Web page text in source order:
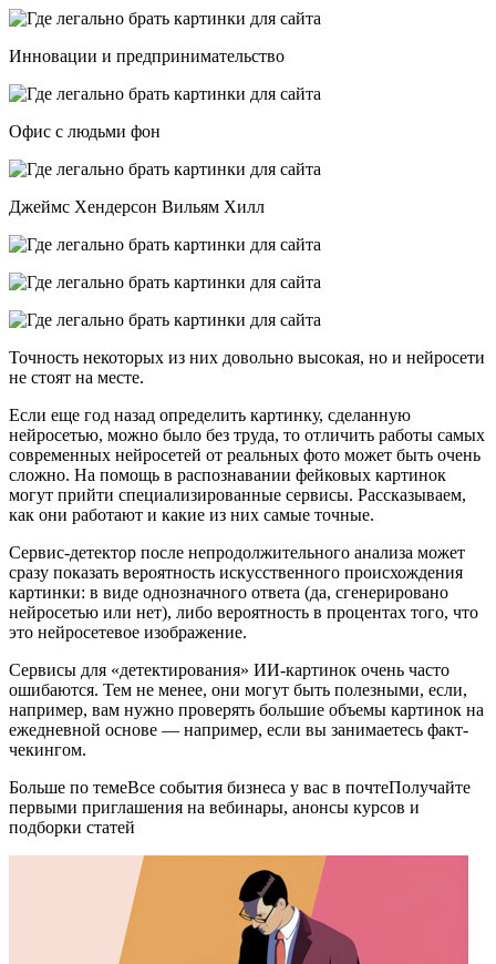
Инновации и предпринимательство
Офис с людьми фон
Джеймс Хендерсон Вильям Хилл
Точность некоторых из них довольно высокая, но и нейросети
не стоят на месте.
Если еще год назад определить картинку, сделанную
нейросетью, можно было без труда, то отличить работы самых
современных нейросетей от реальных фото может быть очень
сложно. На помощь в распознавании фейковых картинок
могут прийти специализированные сервисы. Рассказываем,
как они работают и какие из них самые точные.
Сервис-детектор после непродолжительного анализа может
сразу показать вероятность искусственного происхождения
картинки: в виде однозначного ответа (да, сгенерировано
нейросетью или нет), либо вероятность в процентах того, что
это нейросетевое изображение.
Сервисы для «детектирования» ИИ-картинок очень часто
ошибаются. Тем не менее, они могут быть полезными, если,
например, вам нужно проверять большие объемы картинок на
ежедневной основе — например, если вы занимаетесь факт-
чекингом.
Больше по темеВсе события бизнеса у вас в почтеПолучайте
первыми приглашения на вебинары, анонсы курсов и
подборки статей